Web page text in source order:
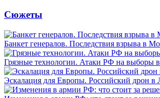
Сюжеты
Банкет генералов. Последствия взрыва в
Грязные технологии. Атаки РФ на выборы
Эскалация для Европы. Российский дрон в